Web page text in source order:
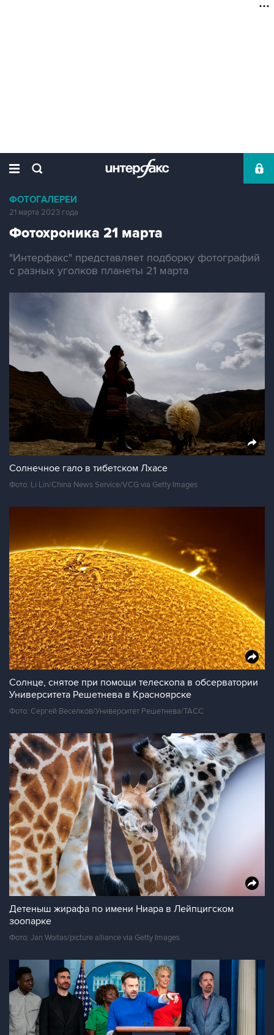
ФОТОГАЛЕРЕИ
21 марта 2023 года
Фотохроника 21 марта
"Интерфакс" представляет подборку фотографий
с разных уголков планеты 21 марта
Солнечное гало в тибетском Лхасе
Фото: Li Lin/China News Service/VCG via Getty Images
Солнце, снятое при помощи телескопа в обсерватории
Университета Решетнева в Красноярске
Фото: Сергей Веселков/Университет Решетнева/ТАСС
Детеныш жирафа по имени Ниара в Лейпцигском
зоопарке
Фото: Jan Woitas/picture alliance via Getty Images